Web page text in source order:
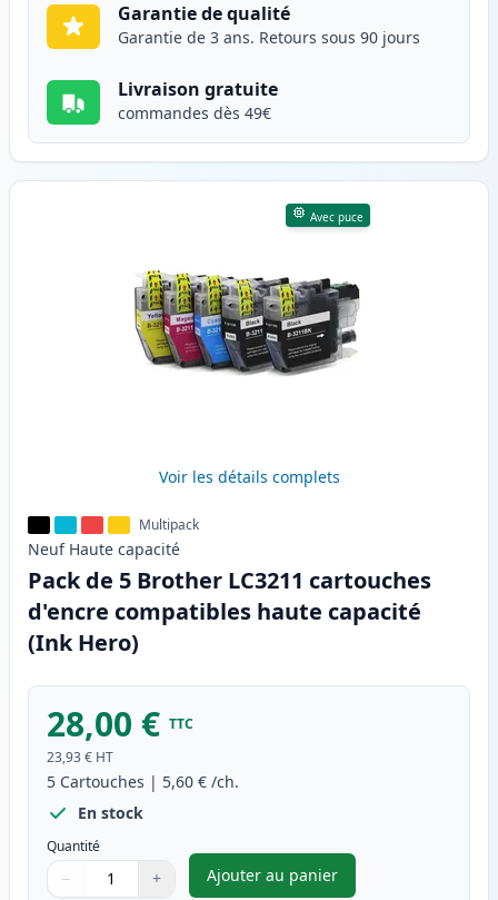
Garantie de qualité
Garantie de 3 ans. Retours sous 90 jours
Livraison gratuite
commandes dès 49€
Avec puce
Voir les détails complets
Multipack
Neuf Haute capacité
Pack de 5 Brother LC3211 cartouches
d'encre compatibles haute capacité
(Ink Hero)
28,00 € TTC
23,93 € HT
5 Cartouches | 5,60 € /ch.
En stock
Quantité
Quantité
Utilisez les boutons pour ajuster
− +
Quantité
Ajouter au panier
,Pack de 5 Brother LC3211